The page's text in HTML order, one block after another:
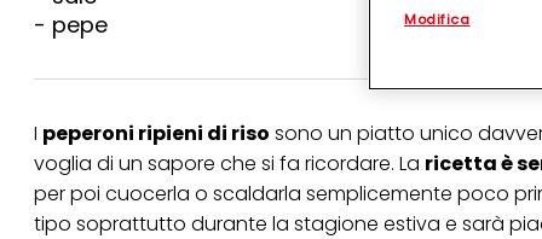
- pepe
I peperoni ripieni di riso sono un piatto unico
voglia di un sapore che si fa ricordare. La ricetta è
per poi cuocerla o scaldarla semplicemente poco
tipo soprattutto durante la stagione estiva e sarà
(rispettivamente
terzi, conservare
misurare e
Puoi trovare
collegata nel piè
qualsiasi momento
collegata nel piè di
Modifica